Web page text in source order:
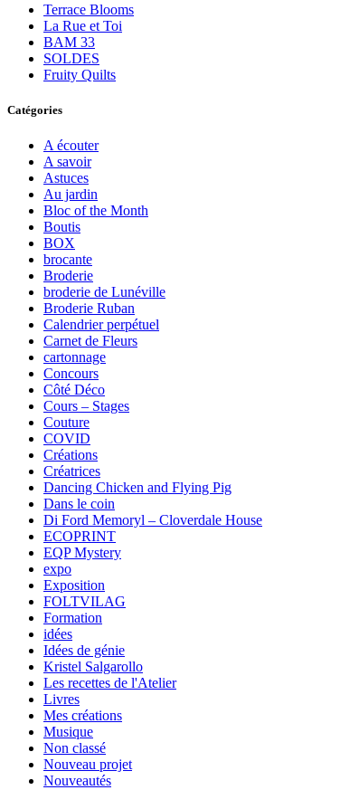
Terrace Blooms
La Rue et Toi
BAM 33
SOLDES
Fruity Quilts
Catégories
A écouter
A savoir
Astuces
Au jardin
Bloc of the Month
Boutis
BOX
brocante
Broderie
broderie de Lunéville
Broderie Ruban
Calendrier perpétuel
Carnet de Fleurs
cartonnage
Concours
Côté Déco
Cours – Stages
Couture
COVID
Créations
Créatrices
Dancing Chicken and Flying Pig
Dans le coin
Di Ford Memoryl – Cloverdale House
ECOPRINT
EQP Mystery
expo
Exposition
FOLTVILAG
Formation
idées
Idées de génie
Kristel Salgarollo
Les recettes de l'Atelier
Livres
Mes créations
Musique
Non classé
Nouveau projet
Nouveautés